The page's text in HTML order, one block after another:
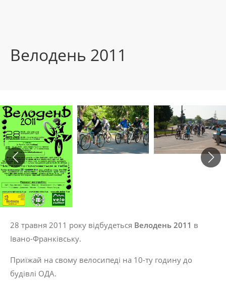
Велодень 2011
28 травня 2011 року відбудеться Велодень 2011 в
Івано-Франківську.
Приїжай на свому велосипеді на 10-ту годину до
будівлі ОДА.